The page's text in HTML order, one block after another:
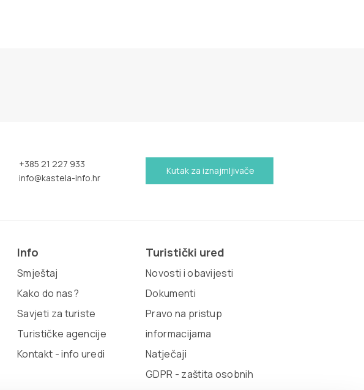
+385 21 227 933
info@kastela-info.hr
Kutak za iznajmljivače
Info
Smještaj
Kako do nas?
Savjeti za turiste
Turističke agencije
Kontakt - info uredi
Turistički ured
Novosti i obavijesti
Dokumenti
Pravo na pristup
informacijama
Natječaji
GDPR - zaštita osobnih